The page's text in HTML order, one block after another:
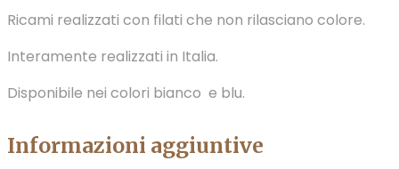
Ricami realizzati con filati che non rilasciano colore.
Interamente realizzati in Italia.
Disponibile nei colori bianco e blu.
Informazioni aggiuntive